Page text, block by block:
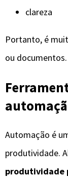
clareza
Portanto, é
ou documentos.
Automação é
produtividade.
produtividade